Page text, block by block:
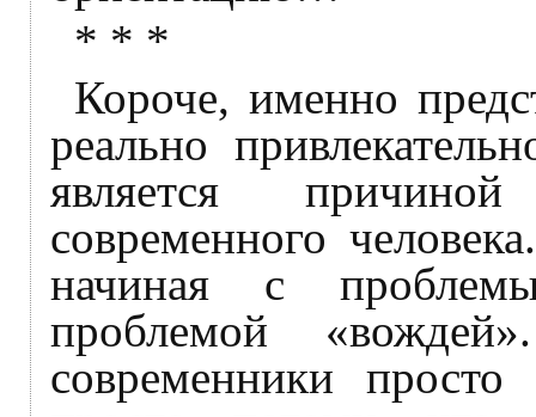
* * *
Короче, именно
реально
является
современного
начиная с
проблемой
современники просто